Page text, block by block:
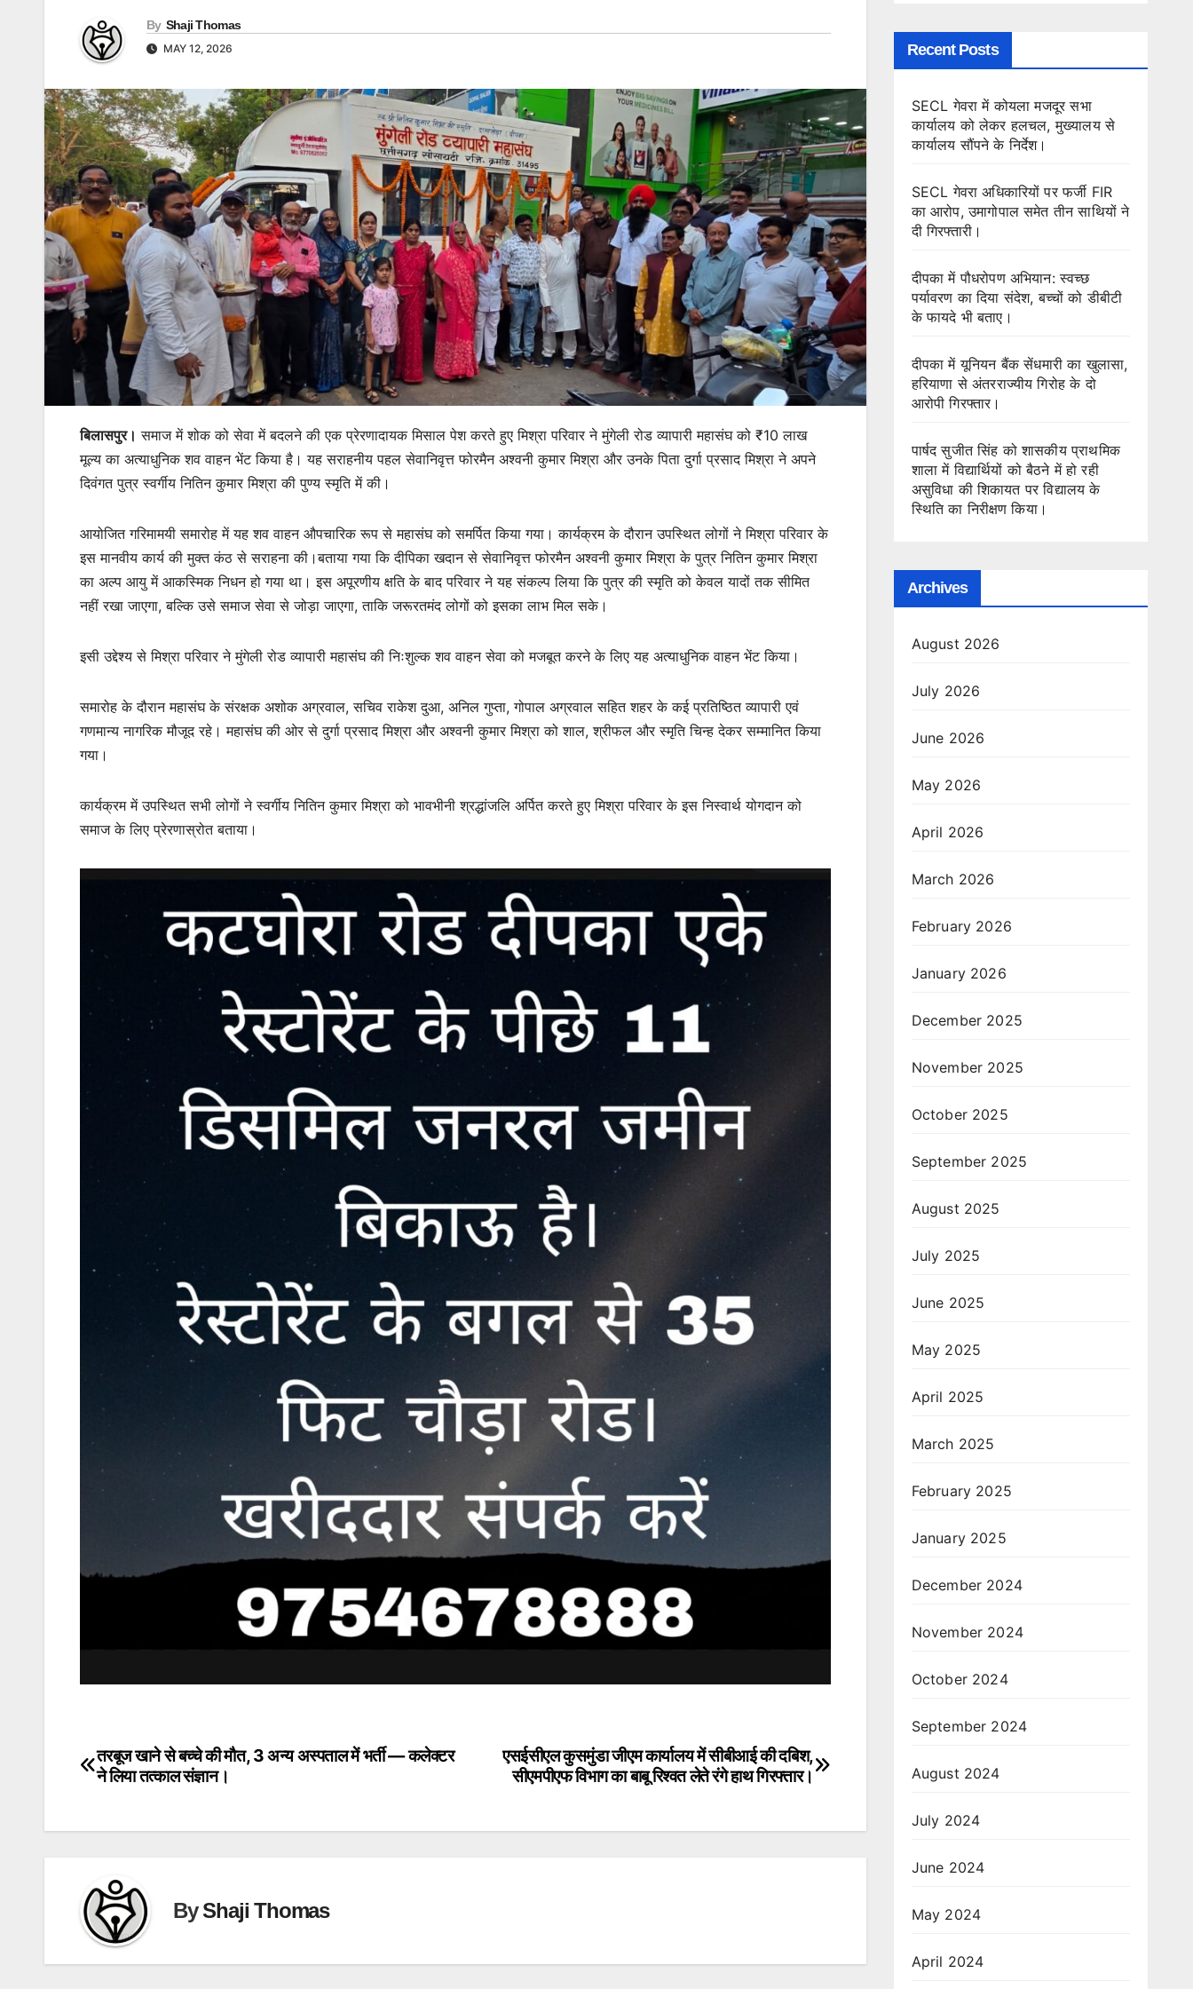
By Shaji Thomas
MAY 12, 2026
बिलासपुर। समाज में शोक को सेवा में बदलने की एक प्रेरणादायक मिसाल पेश करते हुए मिश्रा परिवार ने मुंगेली रोड व्यापारी महासंघ को ₹10 लाख
मूल्य का अत्याधुनिक शव वाहन भेंट किया है। यह सराहनीय पहल सेवानिवृत्त फोरमैन अश्वनी कुमार मिश्रा और उनके पिता दुर्गा प्रसाद मिश्रा ने अपने
दिवंगत पुत्र स्वर्गीय नितिन कुमार मिश्रा की पुण्य स्मृति में की।
आयोजित गरिमामयी समारोह में यह शव वाहन औपचारिक रूप से महासंघ को समर्पित किया गया। कार्यक्रम के दौरान उपस्थित लोगों ने मिश्रा परिवार के
इस मानवीय कार्य की मुक्त कंठ से सराहना की।बताया गया कि दीपिका खदान से सेवानिवृत्त फोरमैन अश्वनी कुमार मिश्रा के पुत्र नितिन कुमार मिश्रा
का अल्प आयु में आकस्मिक निधन हो गया था। इस अपूरणीय क्षति के बाद परिवार ने यह संकल्प लिया कि पुत्र की स्मृति को केवल यादों तक सीमित
नहीं रखा जाएगा, बल्कि उसे समाज सेवा से जोड़ा जाएगा, ताकि जरूरतमंद लोगों को इसका लाभ मिल सके।
इसी उद्देश्य से मिश्रा परिवार ने मुंगेली रोड व्यापारी महासंघ की निःशुल्क शव वाहन सेवा को मजबूत करने के लिए यह अत्याधुनिक वाहन भेंट किया।
समारोह के दौरान महासंघ के संरक्षक अशोक अग्रवाल, सचिव राकेश दुआ, अनिल गुप्ता, गोपाल अग्रवाल सहित शहर के कई प्रतिष्ठित व्यापारी एवं
गणमान्य नागरिक मौजूद रहे। महासंघ की ओर से दुर्गा प्रसाद मिश्रा और अश्वनी कुमार मिश्रा को शाल, श्रीफल और स्मृति चिन्ह देकर सम्मानित किया
गया।
कार्यक्रम में उपस्थित सभी लोगों ने स्वर्गीय नितिन कुमार मिश्रा को भावभीनी श्रद्धांजलि अर्पित करते हुए मिश्रा परिवार के इस निस्वार्थ योगदान को
समाज के लिए प्रेरणास्रोत बताया।
Post
एसईसीएल कुसमुंडा जीएम कार्यालय में सीबीआई की दबिश,
सीएमपीएफ विभाग का बाबू रिश्वत लेते रंगे हाथ गिरफ्तार।
तरबूज खाने से बच्चे की मौत, 3 अन्य अस्पताल में भर्ती — कलेक्टर
ने लिया तत्काल संज्ञान।
ByShaji Thomas
Recent Posts
SECL गेवरा में कोयला मजदूर सभा
कार्यालय को लेकर हलचल, मुख्यालय से
कार्यालय सौंपने के निर्देश।
SECL गेवरा अधिकारियों पर फर्जी FIR
का आरोप, उमागोपाल समेत तीन साथियों ने
दी गिरफ्तारी।
दीपका में पौधरोपण अभियान: स्वच्छ
पर्यावरण का दिया संदेश, बच्चों को डीबीटी
के फायदे भी बताए।
दीपका में यूनियन बैंक सेंधमारी का खुलासा,
हरियाणा से अंतरराज्यीय गिरोह के दो
आरोपी गिरफ्तार।
पार्षद सुजीत सिंह को शासकीय प्राथमिक
शाला में विद्यार्थियों को बैठने में हो रही
असुविधा की शिकायत पर विद्यालय के
स्थिति का निरीक्षण किया।
Archives
August 2026
July 2026
June 2026
May 2026
April 2026
March 2026
February 2026
January 2026
December 2025
November 2025
October 2025
September 2025
August 2025
July 2025
June 2025
May 2025
April 2025
March 2025
February 2025
January 2025
December 2024
November 2024
October 2024
September 2024
August 2024
July 2024
June 2024
May 2024
April 2024